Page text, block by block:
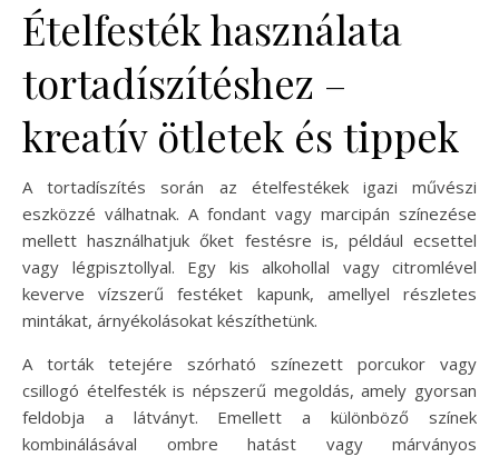
Ételfesték használata
tortadíszítéshez –
kreatív ötletek és tippek
A tortadíszítés során az ételfestékek igazi művészi
eszközzé válhatnak. A fondant vagy marcipán színezése
mellett használhatjuk őket festésre is, például ecsettel
vagy légpisztollyal. Egy kis alkohollal vagy citromlével
keverve vízszerű festéket kapunk, amellyel részletes
mintákat, árnyékolásokat készíthetünk.
A torták tetejére szórható színezett porcukor vagy
csillogó ételfesték is népszerű megoldás, amely gyorsan
feldobja a látványt. Emellett a különböző színek
kombinálásával ombre hatást vagy márványos